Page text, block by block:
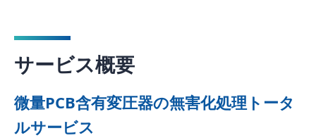
サービス概要
微量PCB含有変圧器の無害化処理トータ
ルサービス